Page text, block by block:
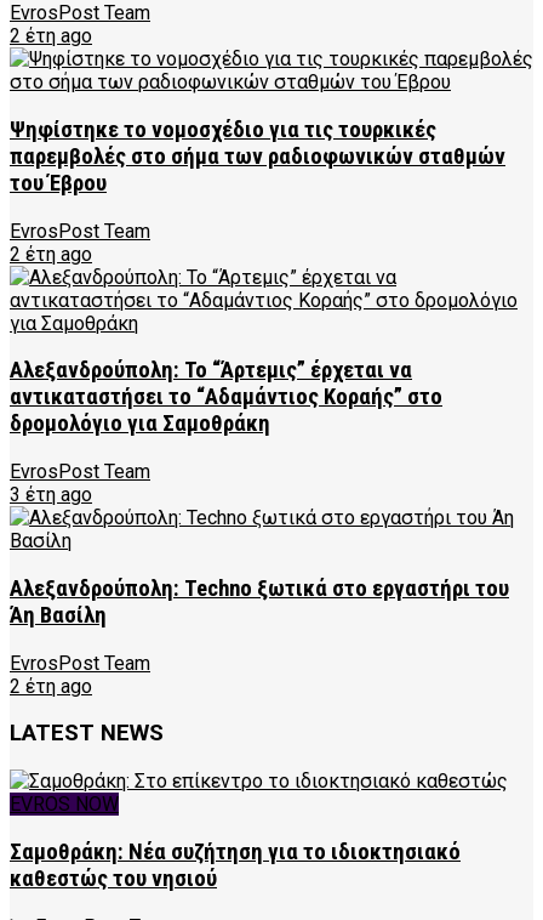
EvrosPost Team
2 έτη ago
Ψηφίστηκε το νομοσχέδιο για τις τουρκικές
παρεμβολές στο σήμα των ραδιοφωνικών σταθμών
του Έβρου
EvrosPost Team
2 έτη ago
Αλεξανδρούπολη: Το “Άρτεμις” έρχεται να
αντικαταστήσει το “Αδαμάντιος Κοραής” στο
δρομολόγιο για Σαμοθράκη
EvrosPost Team
3 έτη ago
Αλεξανδρούπολη: Techno ξωτικά στο εργαστήρι του
Άη Βασίλη
EvrosPost Team
2 έτη ago
LATEST NEWS
EVROS NOW
Σαμοθράκη: Νέα συζήτηση για το ιδιοκτησιακό
καθεστώς του νησιού